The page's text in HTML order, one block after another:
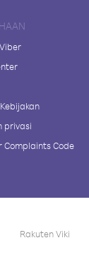
privasi
Complaints Code
Rakuten Viki